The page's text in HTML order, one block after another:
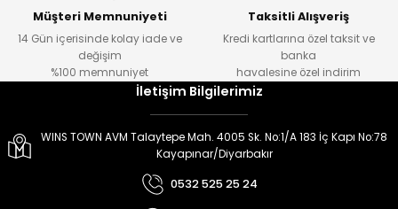
Müşteri Memnuniyeti
14 Gün içerisinde kolay iade ve
değişim
%100 memnuniyet
Taksitli Alışveriş
Kredi kartlarına özel taksit ve
banka
havalesine özel indirim
İletişim Bilgilerimiz
WINS TOWN AVM Talaytepe Mah. 4005 Sk. No:1/A 183 İç Kapı No:78
Kayapınar/Diyarbakır
0532 525 25 24